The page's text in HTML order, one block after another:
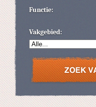
Functie:
Vakgebied: